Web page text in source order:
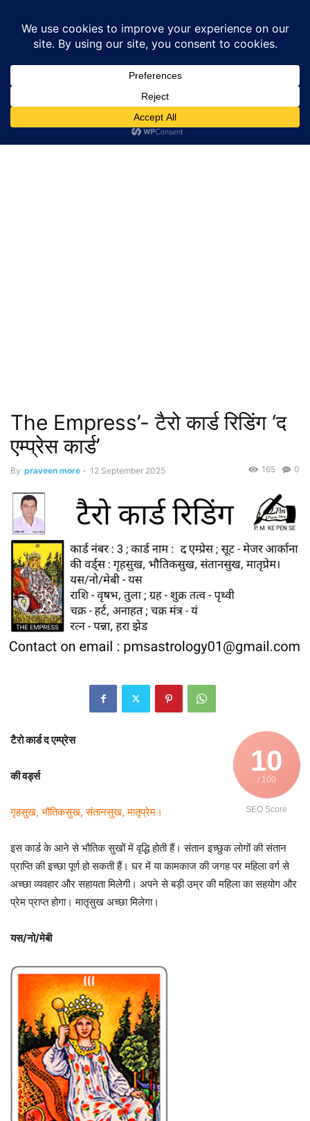
The Empress’- टैरो कार्ड रिडिंग ‘द
एम्प्रेस कार्ड’
By praveen more - 12 September 2025 0
165
10
/ 100
SEO Score
टैरो कार्ड द एम्प्रेस
की वर्ड्स
गृहसुख, भौतिकसुख, संतानसुख, मातृप्रेम।
इस कार्ड के आने से भौतिक सुखों में वृद्धि होती हैं। संतान इच्छुक लोगों की संतान
प्राप्ति की इच्छा पूर्ण हो सकती हैं। घर में या कामकाज की जगह पर महिला वर्ग से
अच्छा व्यवहार और सहायता मिलेगी। अपने से बड़ी उम्र की महिला का सहयोग और
प्रेम प्राप्त होगा। मातृसुख अच्छा मिलेगा।
यस/नो/मेबी